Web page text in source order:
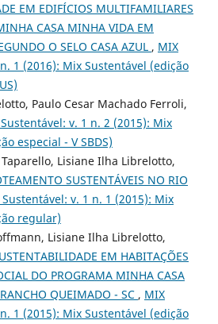
EM EDIFÍCIOS MULTIFAMILIARES
CASA MINHA VIDA EM
O SELO CASA AZUL , MIX
1 (2016): Mix Sustentável (edição
Paulo Cesar Machado Ferroli,
v. 1 n. 2 (2015): Mix
especial - V SBDS)
Lisiane Ilha Librelotto,
SUSTENTÁVEIS NO RIO
Sustentável: v. 1 n. 1 (2015): Mix
regular)
Lisiane Ilha Librelotto,
EM HABITAÇÕES
DO PROGRAMA MINHA CASA
QUEIMADO - SC , MIX
1 (2015): Mix Sustentável (edição